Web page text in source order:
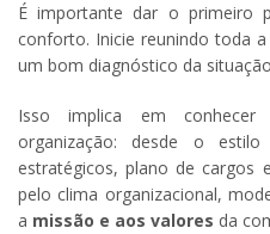
É importante dar o primeiro
conforto. Inicie reunindo toda a
um bom diagnóstico da
Isso implica em
organização: desde o
estratégicos, plano de cargos
pelo clima organizacional,
a missão e aos valores da